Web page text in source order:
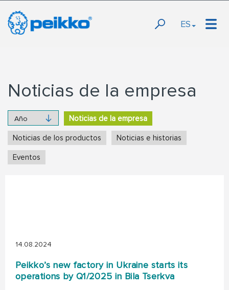
ES
Noticias de la empresa
Noticias de la empresa
Noticias de los productos Noticias e historias
Eventos
14.08.2024
Peikko’s new factory in Ukraine starts its
operations by Q1/2025 in Bila Tserkva